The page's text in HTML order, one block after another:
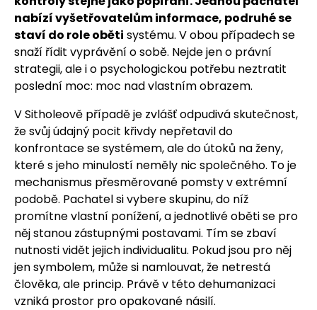
nabízí vyšetřovatelům informace, podruhé se
staví do role oběti systému. V obou případech se
snaží řídit vyprávění o sobě. Nejde jen o právní
strategii, ale i o psychologickou potřebu neztratit
poslední moc: moc nad vlastním obrazem.
V Sitholeově případě je zvlášť odpudivá skutečnost,
že svůj údajný pocit křivdy nepřetavil do
konfrontace se systémem, ale do útoků na ženy,
které s jeho minulostí neměly nic společného. To je
mechanismus přesměrované pomsty v extrémní
podobě. Pachatel si vybere skupinu, do níž
promítne vlastní ponížení, a jednotlivé oběti se pro
něj stanou zástupnými postavami. Tím se zbaví
nutnosti vidět jejich individualitu. Pokud jsou pro něj
jen symbolem, může si namlouvat, že netrestá
člověka, ale princip. Právě v této dehumanizaci
vzniká prostor pro opakované násilí.